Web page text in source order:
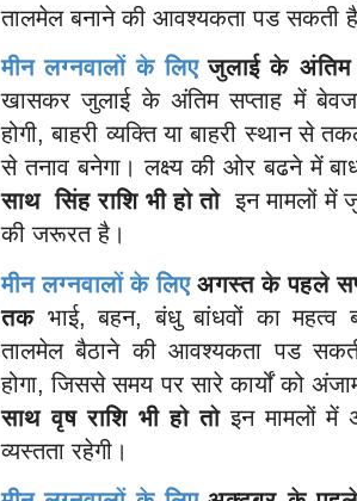
तालमेल बनाने की आवश्यकता पड सकती
मीन लग्नवालों के लिएजुलाई के
खासकर जुलाई के अंतिम सप्ताह में
होगी, बाहरी व्यक्ति या बाहरी स्थान से
से तनाव बनेगा। लक्ष्य की ओर बढने में
साथसिंह राशि भी हो तो इन मामलों में
की जरूरत है।
मीन लग्नवालों के लिए अगस्त के पहले
तक भाई, बहन, बंधु बांधवों का महत्व
तालमेल बैठाने की आवश्यकता पड
होगा, जिससे समय पर सारे कार्यों को
साथवृष राशि भी हो तोइन मामलों
व्यस्तता रहेगी।